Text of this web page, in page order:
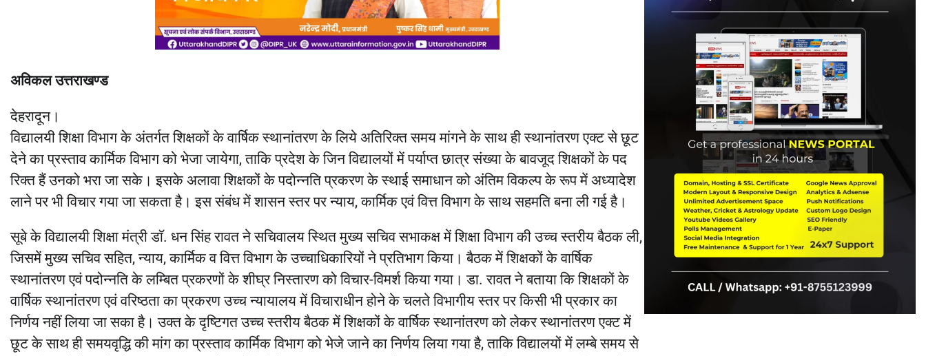
अविकल उत्तराखण्ड
देहरादून।
विद्यालयी शिक्षा विभाग के अंतर्गत शिक्षकों के वार्षिक स्थानांतरण के लिये अतिरिक्त समय मांगने के साथ ही स्थानांतरण एक्ट से छूट
देने का प्रस्ताव कार्मिक विभाग को भेजा जायेगा, ताकि प्रदेश के जिन विद्यालयों में पर्याप्त छात्र संख्या के बावजूद शिक्षकों के पद
रिक्त हैं उनको भरा जा सके। इसके अलावा शिक्षकों के पदोन्नति प्रकरण के स्थाई समाधान को अंतिम विकल्प के रूप में अध्यादेश
लाने पर भी विचार गया जा सकता है। इस संबंध में शासन स्तर पर न्याय, कार्मिक एवं वित्त विभाग के साथ सहमति बना ली गई है।
सूबे के विद्यालयी शिक्षा मंत्री डाॅ. धन सिंह रावत ने सचिवालय स्थित मुख्य सचिव सभाकक्ष में शिक्षा विभाग की उच्च स्तरीय बैठक ली,
जिसमें मुख्य सचिव सहित, न्याय, कार्मिक व वित्त विभाग के उच्चाधिकारियों ने प्रतिभाग किया। बैठक में शिक्षकों के वार्षिक
स्थानांतरण एवं पदोन्नति के लम्बित प्रकरणों के शीघ्र निस्तारण को विचार-विमर्श किया गया। डा. रावत ने बताया कि शिक्षकों के
वार्षिक स्थानांतरण एवं वरिष्ठता का प्रकरण उच्च न्यायालय में विचाराधीन होने के चलते विभागीय स्तर पर किसी भी प्रकार का
निर्णय नहीं लिया जा सका है। उक्त के दृष्टिगत उच्च स्तरीय बैठक में शिक्षकों के वार्षिक स्थानांतरण को लेकर स्थानांतरण एक्ट में
छूट के साथ ही समयवृद्धि की मांग का प्रस्ताव कार्मिक विभाग को भेजे जाने का निर्णय लिया गया है, ताकि विद्यालयों में लम्बे समय से